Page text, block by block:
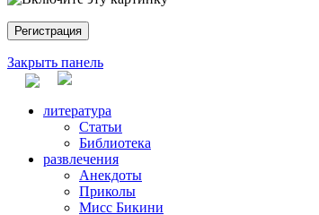
Закрыть панель
литература
Статьи
Библиотека
развлечения
Анекдоты
Приколы
Мисс Бикини